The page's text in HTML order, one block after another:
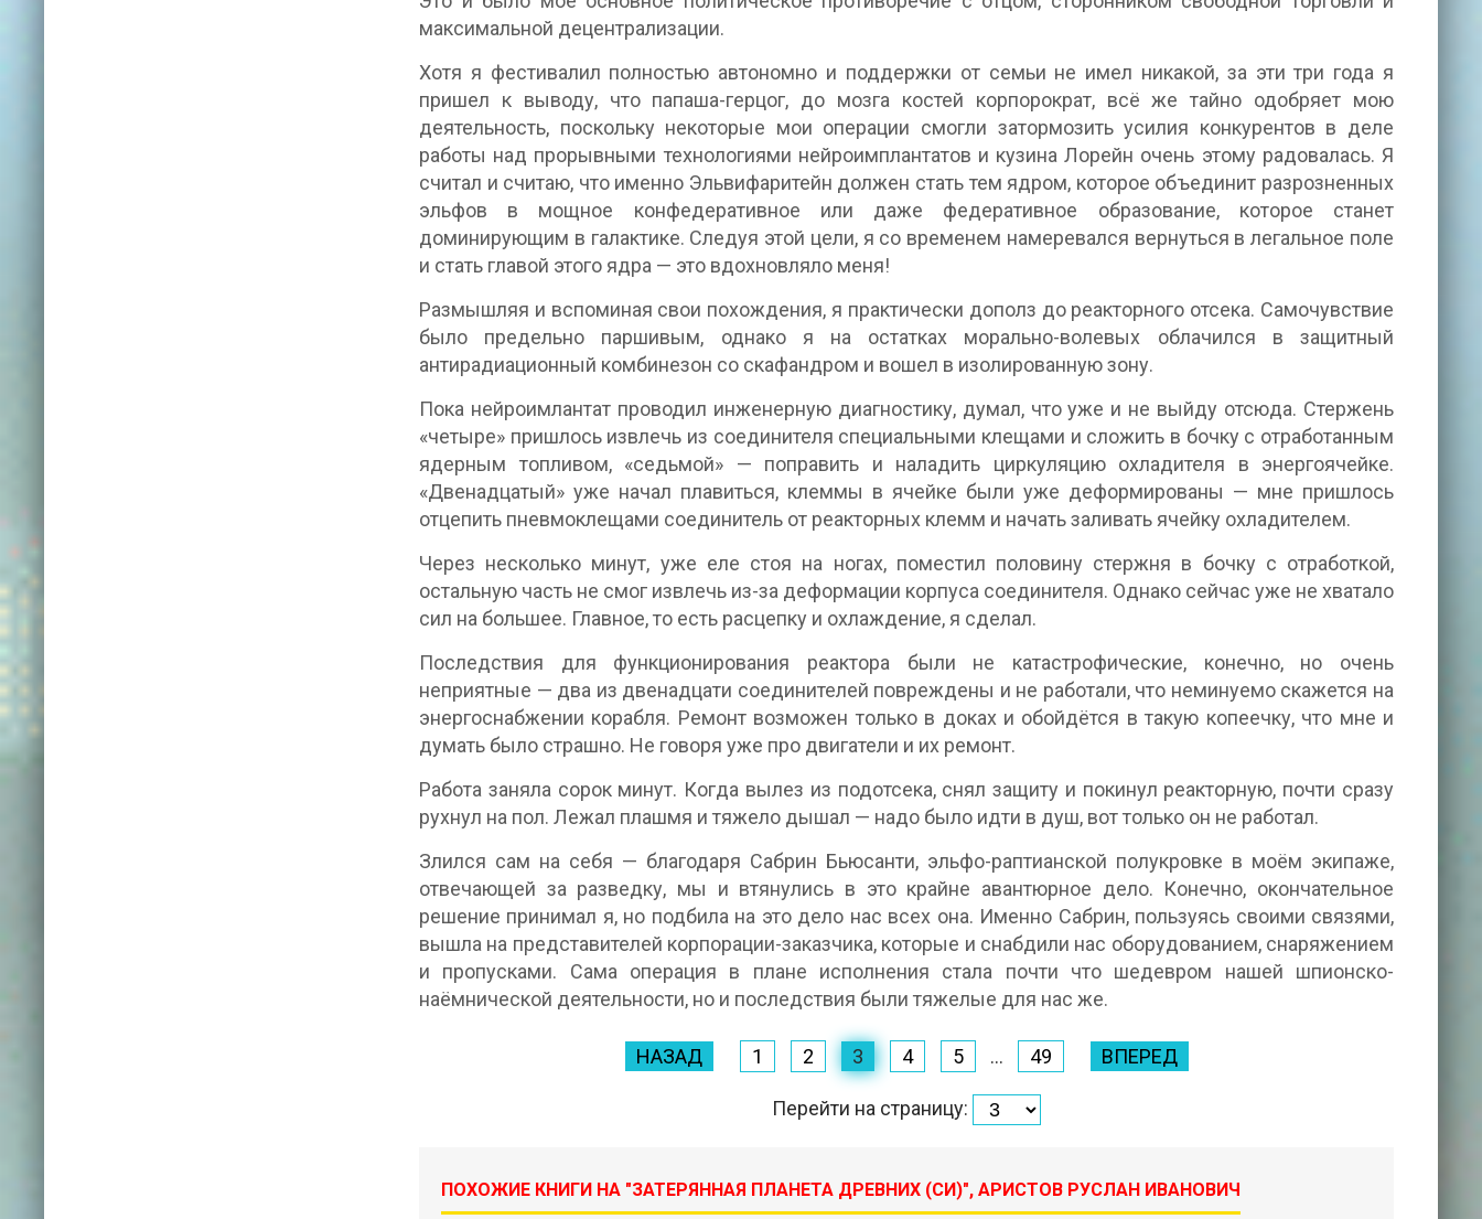
максимальной децентрализации.
Хотя я фестивалил полностью автономно и поддержки от семьи не имел никакой, за эти три года я
пришел к выводу, что папаша-герцог, до мозга костей корпорократ, всё же тайно одобряет мою
деятельность, поскольку некоторые мои операции смогли затормозить усилия конкурентов в деле
работы над прорывными технологиями нейроимплантатов и кузина Лорейн очень этому радовалась. Я
считал и считаю, что именно Эльвифаритейн должен стать тем ядром, которое объединит разрозненных
эльфов в мощное конфедеративное или даже федеративное образование, которое станет
доминирующим в галактике. Следуя этой цели, я со временем намеревался вернуться в легальное поле
и стать главой этого ядра — это вдохновляло меня!
Размышляя и вспоминая свои похождения, я практически дополз до реакторного отсека. Самочувствие
было предельно паршивым, однако я на остатках морально-волевых облачился в защитный
антирадиационный комбинезон со скафандром и вошел в изолированную зону.
Пока нейроимлантат проводил инженерную диагностику, думал, что уже и не выйду отсюда. Стержень
«четыре» пришлось извлечь из соединителя специальными клещами и сложить в бочку с отработанным
ядерным топливом, «седьмой» — поправить и наладить циркуляцию охладителя в энергоячейке.
«Двенадцатый» уже начал плавиться, клеммы в ячейке были уже деформированы — мне пришлось
отцепить пневмоклещами соединитель от реакторных клемм и начать заливать ячейку охладителем.
Через несколько минут, уже еле стоя на ногах, поместил половину стержня в бочку с отработкой,
остальную часть не смог извлечь из-за деформации корпуса соединителя. Однако сейчас уже не хватало
сил на большее. Главное, то есть расцепку и охлаждение, я сделал.
Последствия для функционирования реактора были не катастрофические, конечно, но очень
неприятные — два из двенадцати соединителей повреждены и не работали, что неминуемо скажется на
энергоснабжении корабля. Ремонт возможен только в доках и обойдётся в такую копеечку, что мне и
думать было страшно. Не говоря уже про двигатели и их ремонт.
Работа заняла сорок минут. Когда вылез из подотсека, снял защиту и покинул реакторную, почти сразу
рухнул на пол. Лежал плашмя и тяжело дышал — надо было идти в душ, вот только он не работал.
Злился сам на себя — благодаря Сабрин Бьюсанти, эльфо-раптианской полукровке в моём экипаже,
отвечающей за разведку, мы и втянулись в это крайне авантюрное дело. Конечно, окончательное
решение принимал я, но подбила на это дело нас всех она. Именно Сабрин, пользуясь своими связями,
вышла на представителей корпорации-заказчика, которые и снабдили нас оборудованием, снаряжением
и пропусками. Сама операция в плане исполнения стала почти что шедевром нашей шпионско-
наёмнической деятельности, но и последствия были тяжелые для нас же.
НАЗАД 1 2 3 4 5 ... 49 ВПЕРЕД
Перейти на страницу:
ПОХОЖИЕ КНИГИ НА "ЗАТЕРЯННАЯ ПЛАНЕТА ДРЕВНИХ (СИ)", АРИСТОВ РУСЛАН ИВАНОВИЧ